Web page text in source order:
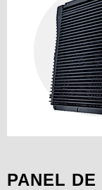
PANEL DE